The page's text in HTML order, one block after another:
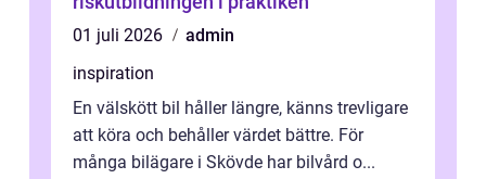
01 juli 2026
admin
inspiration
En välskött bil håller längre, känns trevligare
att köra och behåller värdet bättre. För
många bilägare i Skövde har bilvård o...